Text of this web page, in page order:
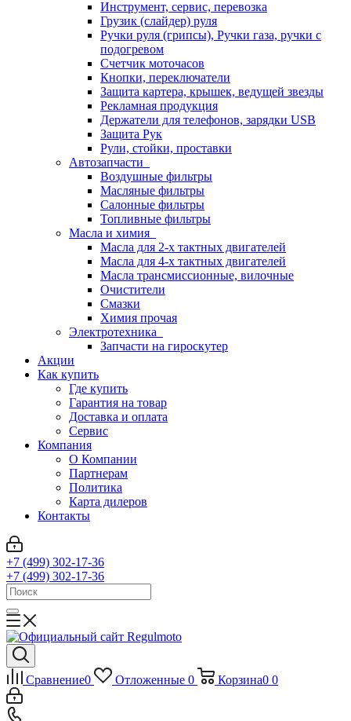
Инструмент, сервис, перевозка
Грузик (слайдер) руля
Ручки руля (грипсы), Ручки газа, ручки с
подогревом
Счетчик моточасов
Кнопки, переключатели
Защита картера, крышек, ведущей звезды
Рекламная продукция
Держатели для телефонов, зарядки USB
Защита Рук
Рули, стойки, проставки
Автозапчасти
Воздушные фильтры
Масляные фильтры
Салонные фильтры
Топливные фильтры
Масла и химия
Масла для 2-х тактных двигателей
Масла для 4-х тактных двигателей
Масла трансмиссионные, вилочные
Очистители
Смазки
Химия прочая
Электротехника
Запчасти на гироскутер
Акции
Как купить
Где купить
Гарантия на товар
Доставка и оплата
Сервис
Компания
О Компании
Партнерам
Политика
Карта дилеров
Контакты
+7 (499) 302-17-36
+7 (499) 302-17-36
Сравнение0 Отложенные 0 Корзина0 0